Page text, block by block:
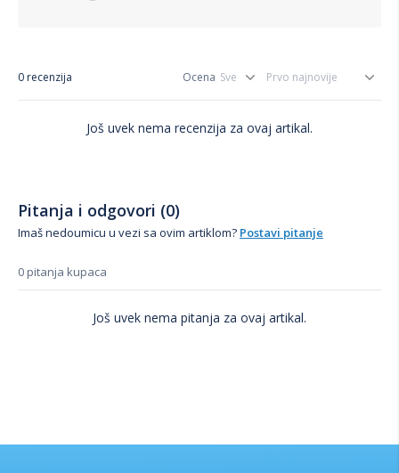
0 recenzija Ocena
Još uvek nema recenzija za ovaj artikal.
Pitanja i odgovori (0)
Imaš nedoumicu u vezi sa ovim artiklom? Postavi pitanje
0 pitanja kupaca
Još uvek nema pitanja za ovaj artikal.